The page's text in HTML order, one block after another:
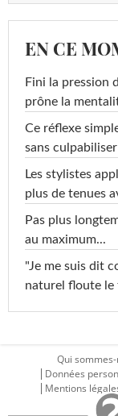
EN CE
Fini la pression
prône la
Ce réflexe
sans
Les stylistes
plus de tenues
Pas plus
au maximum...
"Je me suis dit
naturel floute le
Qui sommes-
Données
Mentions